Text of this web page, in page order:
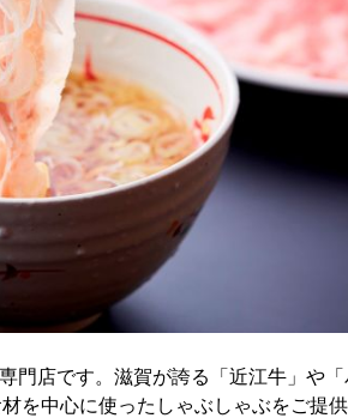
門店です。滋賀が誇る「近江牛」や
を中心に使ったしゃぶしゃぶをご提